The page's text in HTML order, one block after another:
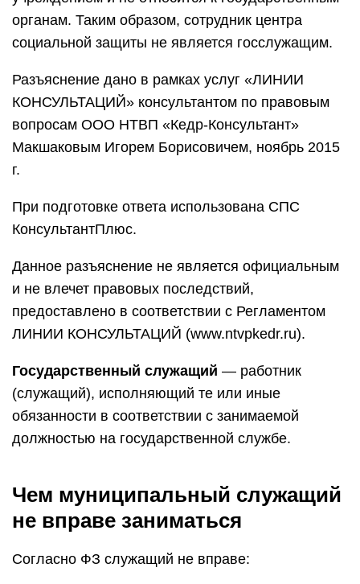
органам. Таким образом, сотрудник центра
социальной защиты не является госслужащим.
Разъяснение дано в рамках услуг «ЛИНИИ
КОНСУЛЬТАЦИЙ» консультантом по правовым
вопросам ООО НТВП «Кедр-Консультант»
Макшаковым Игорем Борисовичем, ноябрь 2015
г.
При подготовке ответа использована СПС
КонсультантПлюс.
Данное разъяснение не является официальным
и не влечет правовых последствий,
предоставлено в соответствии с Регламентом
ЛИНИИ КОНСУЛЬТАЦИЙ (www.ntvpkedr.ru).
Государственный служащий — работник
(служащий), исполняющий те или иные
обязанности в соответствии с занимаемой
должностью на государственной службе.
Чем муниципальный служащий
не вправе заниматься
Согласно ФЗ служащий не вправе: